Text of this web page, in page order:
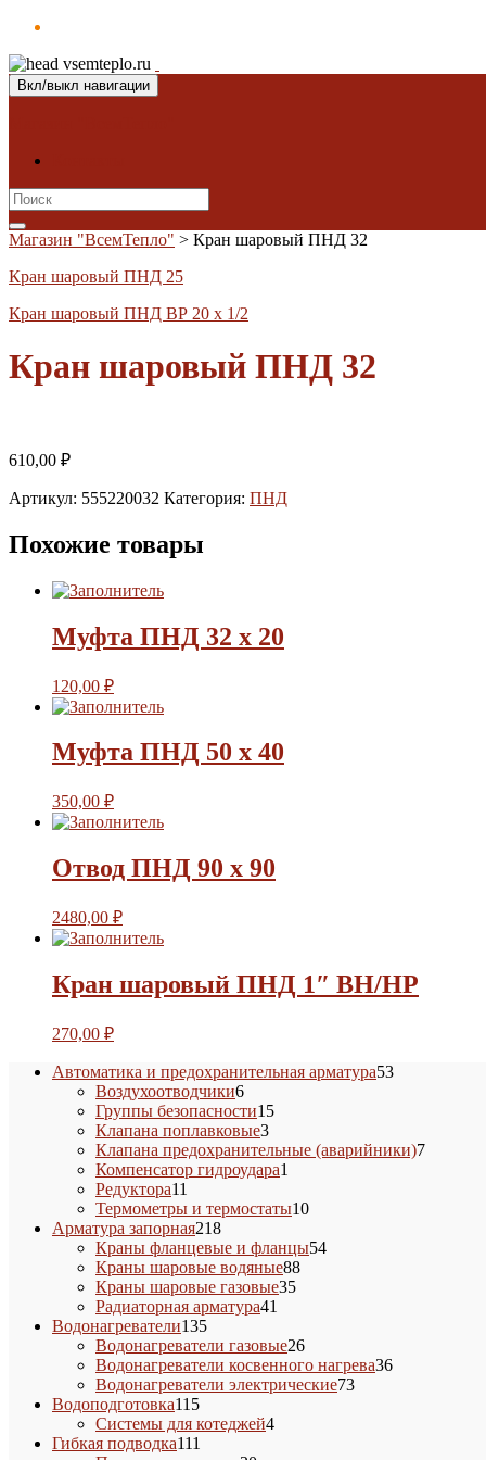
Вкл/выкл навигации
Search
for:
Магазин "ВсемТепло" > Кран шаровый ПНД 32
Кран шаровый ПНД 25
Кран шаровый ПНД ВР 20 х 1/2
Кран шаровый ПНД 32
610,00 ₽
Артикул: 555220032 Категория: ПНД
Похожие товары
Муфта ПНД 32 х 20
120,00 ₽
Муфта ПНД 50 х 40
350,00 ₽
Отвод ПНД 90 х 90
2480,00 ₽
Кран шаровый ПНД 1″ ВН/НР
270,00 ₽
Автоматика и предохранительная арматура5353
Воздухоотводчики66
товаров
Группы безопасности1515
Клапана поплавковые33
товара
Клапана предохранительные (аварийники)77
Компенсатор гидроудара1
Редуктора11
товаров
Термометры и термостаты1010
Арматура запорная218218
товаров
Краны фланцевые и фланцы5454
Краны шаровые водяные8888
Краны шаровые газовые3535
Радиаторная арматура41
Водонагреватели135135
товаров
Водонагреватели газовые2626
товаров
Водонагреватели косвенного нагрева3636
Водонагреватели электрические7373
Водоподготовка115115
товаров
Системы для котеджей44
Гибкая подводка111